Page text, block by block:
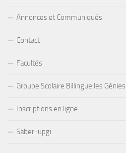
Annonces et Communiqués
Contact
Facultés
Groupe Scolaire Billingue les Génies
Inscriptions en ligne
Saber-upgi